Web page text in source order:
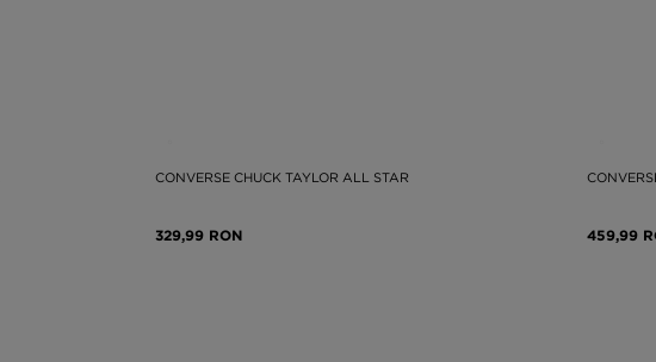
CONVERSE CHUCK TAYLOR ALL STAR
329,99 RON 459,99